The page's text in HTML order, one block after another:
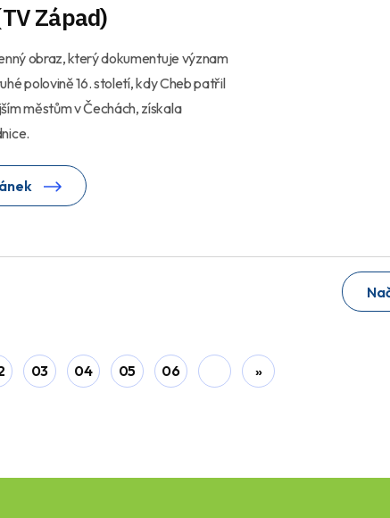
Západ)
obraz, který dokumentuje význam
polovině 16. století, kdy Cheb patřil
městům v Čechách, získala
03 04 05 06 »